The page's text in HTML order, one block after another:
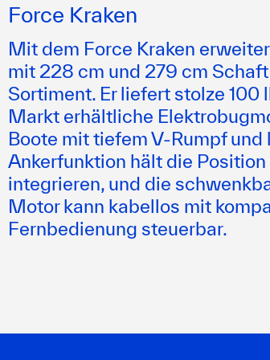
Force Kraken
Mit dem Force Kraken
mit 228 cm und 279 cm
Sortiment. Er liefert stolze
Markt erhältliche
Boote mit tiefem V-Rumpf
Ankerfunktion hält die
integrieren, und die
Motor kann kabellos mit
Fernbedienung steuerbar.